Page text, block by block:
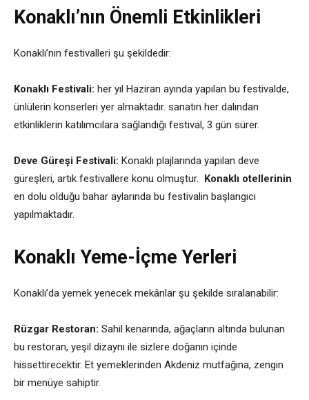
Konaklı’nın Önemli Etkinlikleri
Konaklı’nın festivalleri şu şekildedir:
Konaklı Festivali: her yıl Haziran ayında yapılan bu festivalde,
ünlülerin konserleri yer almaktadır. sanatın her dalından
etkinliklerin katılımcılara sağlandığı festival, 3 gün sürer.
Deve Güreşi Festivali: Konaklı plajlarında yapılan deve
güreşleri, artık festivallere konu olmuştur. Konaklı otellerinin
en dolu olduğu bahar aylarında bu festivalin başlangıcı
yapılmaktadır.
Konaklı Yeme-İçme Yerleri
Konaklı’da yemek yenecek mekânlar şu şekilde sıralanabilir:
Rüzgar Restoran: Sahil kenarında, ağaçların altında bulunan
bu restoran, yeşil dizaynı ile sizlere doğanın içinde
hissettirecektir. Et yemeklerinden Akdeniz mutfağına, zengin
bir menüye sahiptir.